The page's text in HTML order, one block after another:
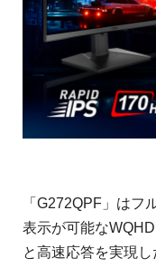
「G272QPF」はフ
表示が可能な
と高速応答を実現